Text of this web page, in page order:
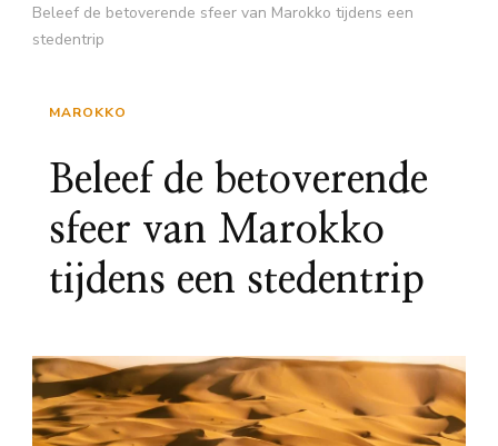
Beleef de betoverende sfeer van Marokko tijdens een
stedentrip
MAROKKO
Beleef de betoverende
sfeer van Marokko
tijdens een stedentrip